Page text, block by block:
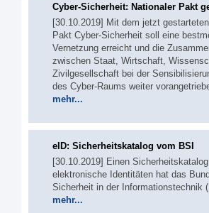
Cyber-Sicherheit: Nationaler Pakt
[30.10.2019] Mit dem jetzt
Pakt Cyber-Sicherheit soll eine
Vernetzung erreicht und die
zwischen Staat, Wirtschaft,
Zivilgesellschaft bei der
des Cyber-Raums weiter
mehr...
eID: Sicherheitskatalog vom BSI
[30.10.2019] Einen
elektronische Identitäten hat das
Sicherheit in der Informationstechnik
mehr...